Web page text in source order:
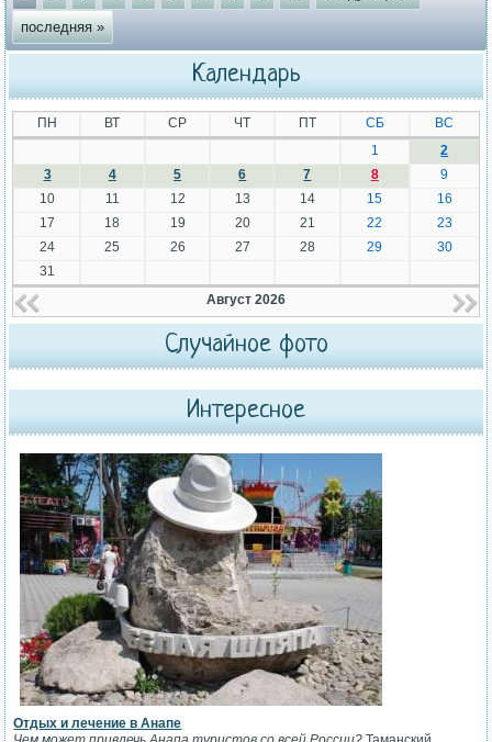
последняя »
Календарь
ПН ВТ СР ЧТ ПТ СБ
ВС
1
2
3
4 5 6 7 8
9
10
11 12 13 14 15
16
17
18 19 20 21 22
23
24
25 26 27 28 29
30
31
Август 2026
Случайное фото
Интересное
Отдых и лечение в Анапе